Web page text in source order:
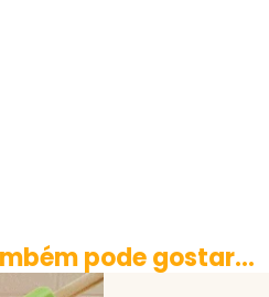
pode gostar...